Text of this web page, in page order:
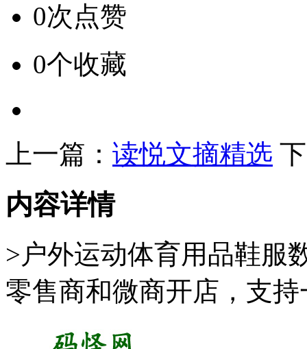
0次点赞
0个收藏
上一篇： 读悦文摘精选
内容详情
>户外运动体育用品鞋服
零售商和微商开店，支